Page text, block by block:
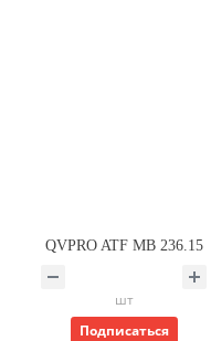
QVPRO ATF MB 236.15
шт
Подписаться